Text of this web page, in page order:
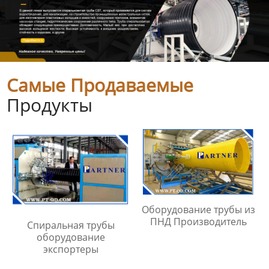
Самые Продаваемые
Продукты
Спиральная трубы
оборудование
экспортеры
Оборудование трубы из
ПНД Производитель